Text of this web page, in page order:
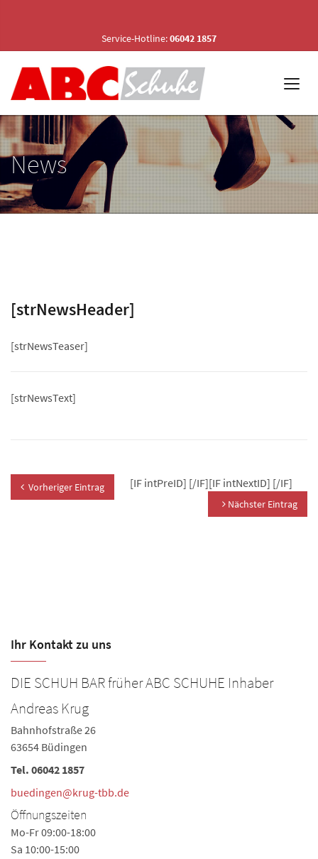
Service-Hotline:06042 1857
News
[strNewsHeader]
[strNewsTeaser]
[strNewsText]
[IF intPreID]
Vorheriger Eintrag [/IF][IF intNextID]
Nächster Eintrag
[/IF]
Ihr Kontakt zu uns
DIE SCHUH BAR früher ABC SCHUHE Inhaber
Andreas Krug
Bahnhofstraße 26
63654 Büdingen
Tel. 06042 1857
buedingen@krug-tbb.de
Öffnungszeiten
Mo-Fr 09:00-18:00
Sa 10:00-15:00